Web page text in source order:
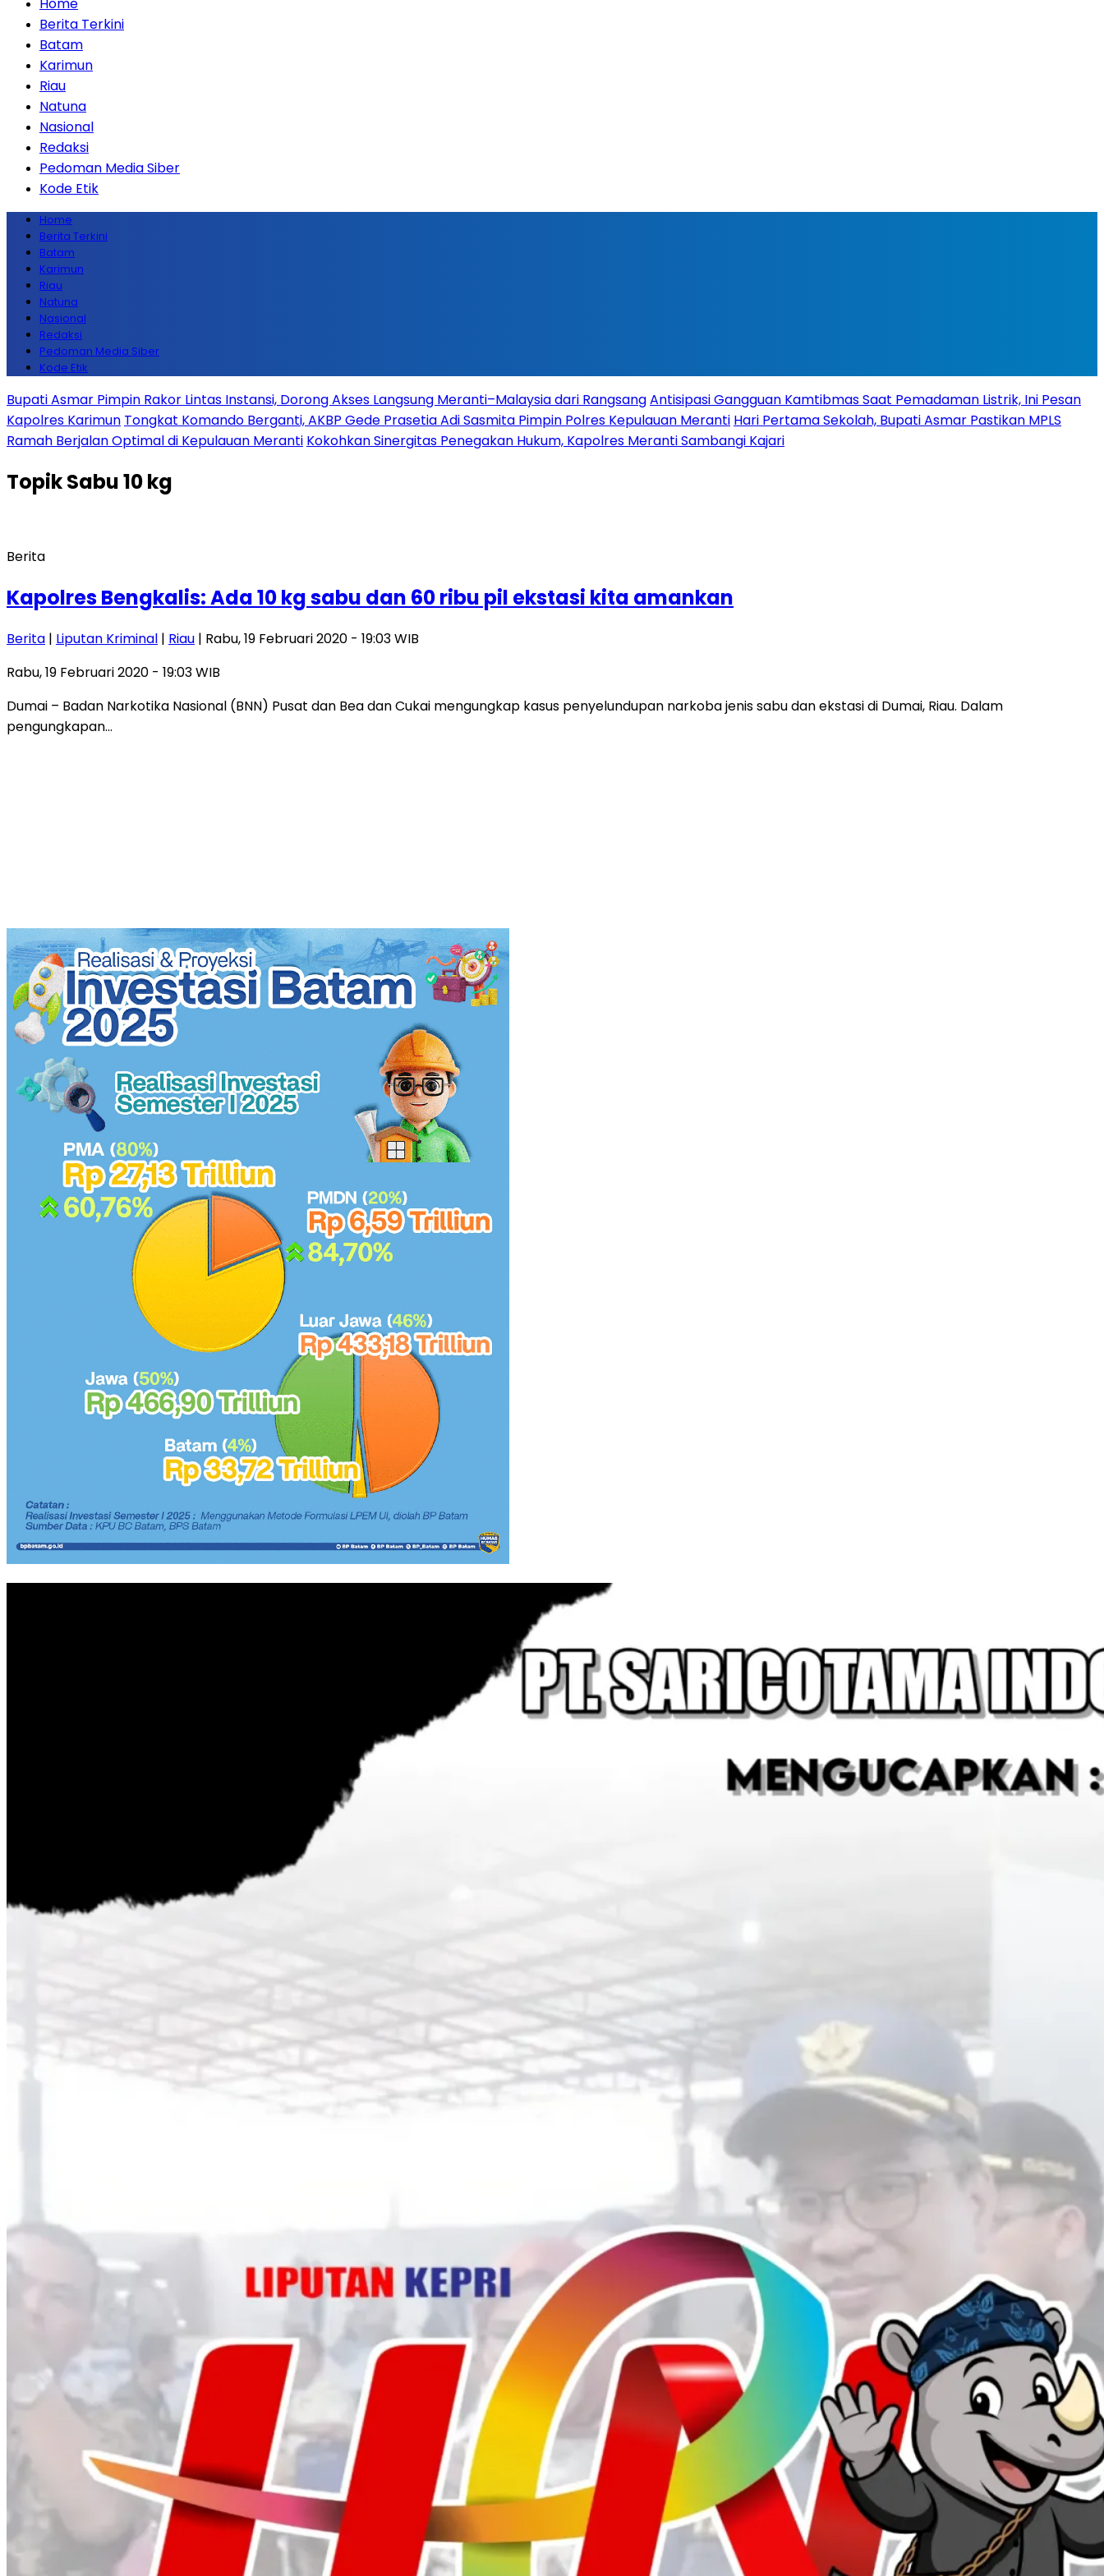
Berita Terkini
Batam
Karimun
Riau
Natuna
Nasional
Redaksi
Pedoman Media Siber
Kode Etik
Home
Berita Terkini
Batam
Karimun
Riau
Natuna
Nasional
Redaksi
Pedoman Media Siber
Kode Etik
Bupati Asmar Pimpin Rakor Lintas Instansi, Dorong Akses Langsung Meranti–Malaysia dari RangsangAntisipasi Gangguan Kamtibmas Saat Pemadaman Listrik, Ini Pesan
Kapolres Karimun Tongkat Komando Berganti, AKBP Gede Prasetia Adi Sasmita Pimpin Polres Kepulauan Meranti Hari Pertama Sekolah, Bupati Asmar Pastikan MPLS
Ramah Berjalan Optimal di Kepulauan Meranti Kokohkan Sinergitas Penegakan Hukum, Kapolres Meranti Sambangi Kajari
TopikSabu 10 kg
Berita
Kapolres Bengkalis: Ada 10 kg sabu dan 60 ribu pil ekstasi kita amankan
Berita | Liputan Kriminal | Riau | Rabu, 19 Februari 2020 - 19:03 WIB
Rabu, 19 Februari 2020 - 19:03 WIB
Dumai – Badan Narkotika Nasional (BNN) Pusat dan Bea dan Cukai mengungkap kasus penyelundupan narkoba jenis sabu dan ekstasi di Dumai, Riau. Dalam
pengungkapan…